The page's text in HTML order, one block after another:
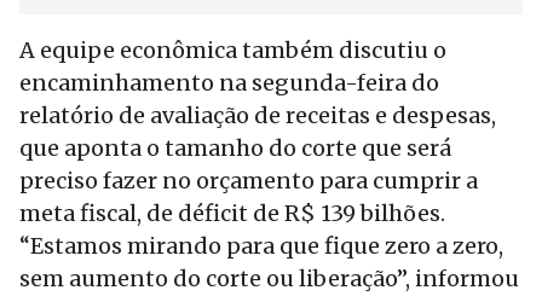
A equipe econômica também discutiu o
encaminhamento na segunda-feira do
relatório de avaliação de receitas e despesas,
que aponta o tamanho do corte que será
preciso fazer no orçamento para cumprir a
meta fiscal, de déficit de R$ 139 bilhões.
“Estamos mirando para que fique zero a zero,
sem aumento do corte ou liberação”, informou